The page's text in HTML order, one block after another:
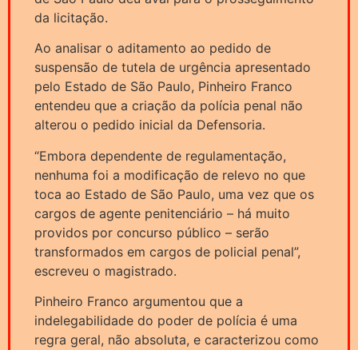
da licitação.
Ao analisar o aditamento ao pedido de
suspensão de tutela de urgência apresentado
pelo Estado de São Paulo, Pinheiro Franco
entendeu que a criação da polícia penal não
alterou o pedido inicial da Defensoria.
“Embora dependente de regulamentação,
nenhuma foi a modificação de relevo no que
toca ao Estado de São Paulo, uma vez que os
cargos de agente penitenciário – há muito
providos por concurso público – serão
transformados em cargos de policial penal”,
escreveu o magistrado.
Pinheiro Franco argumentou que a
indelegabilidade do poder de polícia é uma
regra geral, não absoluta, e caracterizou como